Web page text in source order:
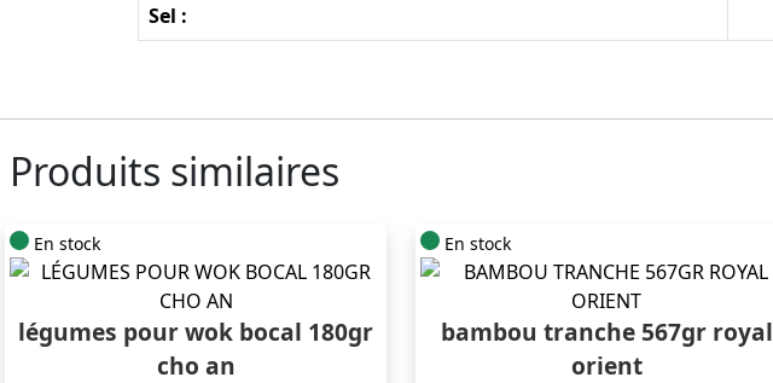
Sel :
Produits similaires
En stock
légumes pour wok bocal 180gr
cho an
En stock
bambou tranche 567gr royal
orient